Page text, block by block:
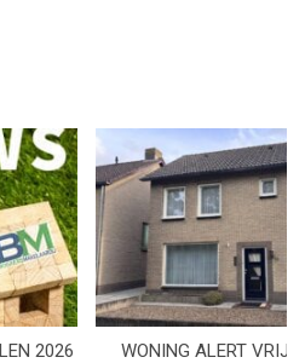
2026
WONING ALERT